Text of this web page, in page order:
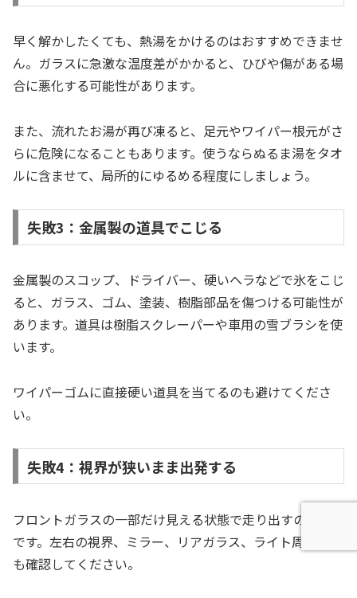
早く解かしたくても、熱湯をかけるのはおすすめできませ
ん。ガラスに急激な温度差がかかると、ひびや傷がある場
合に悪化する可能性があります。
また、流れたお湯が再び凍ると、足元やワイパー根元がさ
らに危険になることもあります。使うならぬるま湯をタオ
ルに含ませて、局所的にゆるめる程度にしましょう。
失敗3：金属製の道具でこじる
金属製のスコップ、ドライバー、硬いヘラなどで氷をこじ
ると、ガラス、ゴム、塗装、樹脂部品を傷つける可能性が
あります。道具は樹脂スクレーパーや車用の雪ブラシを使
います。
ワイパーゴムに直接硬い道具を当てるのも避けてくださ
い。
失敗4：視界が狭いまま出発する
フロントガラスの一部だけ見える状態で走り出すのは危険
です。左右の視界、ミラー、リアガラス、ライト周辺の雪
も確認してください。